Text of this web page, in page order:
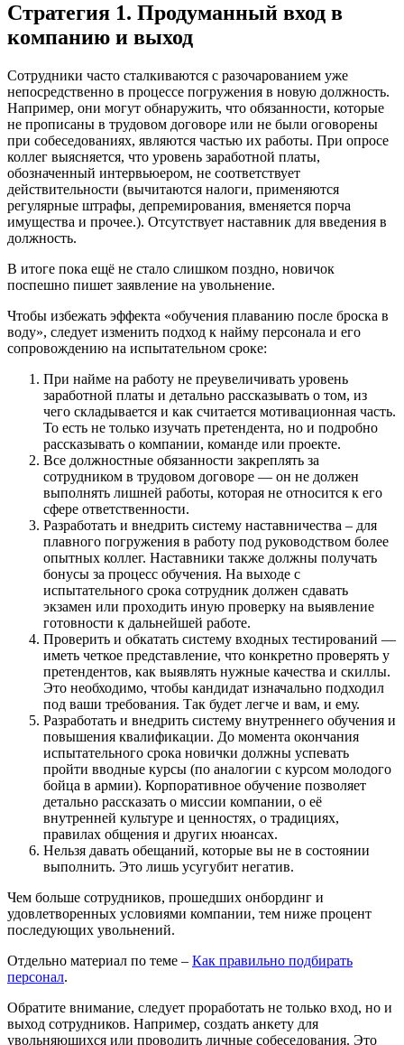
Стратегия 1. Продуманный вход в
компанию и выход
Сотрудники часто сталкиваются с разочарованием уже
непосредственно в процессе погружения в новую должность.
Например, они могут обнаружить, что обязанности, которые
не прописаны в трудовом договоре или не были оговорены
при собеседованиях, являются частью их работы. При опросе
коллег выясняется, что уровень заработной платы,
обозначенный интервьюером, не соответствует
действительности (вычитаются налоги, применяются
регулярные штрафы, депремирования, вменяется порча
имущества и прочее.). Отсутствует наставник для введения в
должность.
В итоге пока ещё не стало слишком поздно, новичок
поспешно пишет заявление на увольнение.
Чтобы избежать эффекта «обучения плаванию после броска в
воду», следует изменить подход к найму персонала и его
сопровождению на испытательном сроке:
При найме на работу не преувеличивать уровень
заработной платы и детально рассказывать о том, из
чего складывается и как считается мотивационная часть.
То есть не только изучать претендента, но и подробно
рассказывать о компании, команде или проекте.
Все должностные обязанности закреплять за
сотрудником в трудовом договоре — он не должен
выполнять лишней работы, которая не относится к его
сфере ответственности.
Разработать и внедрить систему наставничества – для
плавного погружения в работу под руководством более
опытных коллег. Наставники также должны получать
бонусы за процесс обучения. На выходе с
испытательного срока сотрудник должен сдавать
экзамен или проходить иную проверку на выявление
готовности к дальнейшей работе.
Проверить и обкатать систему входных тестирований —
иметь четкое представление, что конкретно проверять у
претендентов, как выявлять нужные качества и скиллы.
Это необходимо, чтобы кандидат изначально подходил
под ваши требования. Так будет легче и вам, и ему.
Разработать и внедрить систему внутреннего обучения и
повышения квалификации. До момента окончания
испытательного срока новички должны успевать
пройти вводные курсы (по аналогии с курсом молодого
бойца в армии). Корпоративное обучение позволяет
детально рассказать о миссии компании, о её
внутренней культуре и ценностях, о традициях,
правилах общения и других нюансах.
Нельзя давать обещаний, которые вы не в состоянии
выполнить. Это лишь усугубит негатив.
Чем больше сотрудников, прошедших онбординг и
удовлетворенных условиями компании, тем ниже процент
последующих увольнений.
Отдельно материал по теме – Как правильно подбирать
персонал.
Обратите внимание, следует проработать не только вход, но и
выход сотрудников. Например, создать анкету для
увольняющихся или проводить личные собеседования. Это